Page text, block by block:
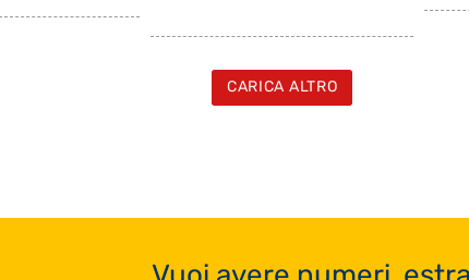
CARICA ALTRO